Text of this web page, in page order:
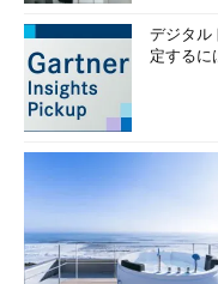
デジタル
定するに